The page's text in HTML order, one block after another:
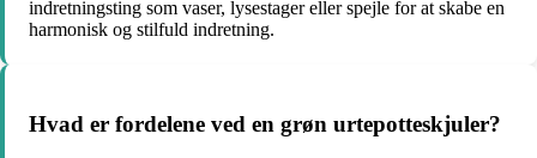
indretningsting som vaser, lysestager eller spejle for at skabe en
harmonisk og stilfuld indretning.
Hvad er fordelene ved en grøn urtepotteskjuler?